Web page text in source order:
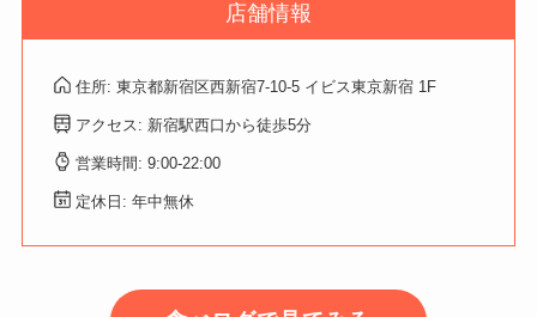
店舗情報
住所: 東京都新宿区西新宿7-10-5 イビス東京新宿 1F
アクセス: 新宿駅西口から徒歩5分
営業時間: 9:00-22:00
定休日: 年中無休